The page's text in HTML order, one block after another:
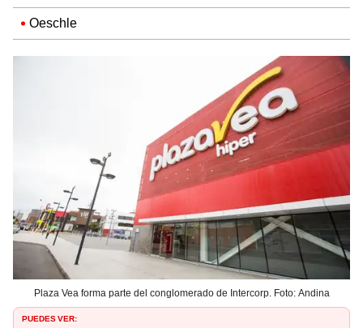
Oeschle
Plaza Vea forma parte del conglomerado de Intercorp. Foto: Andina
PUEDES VER: